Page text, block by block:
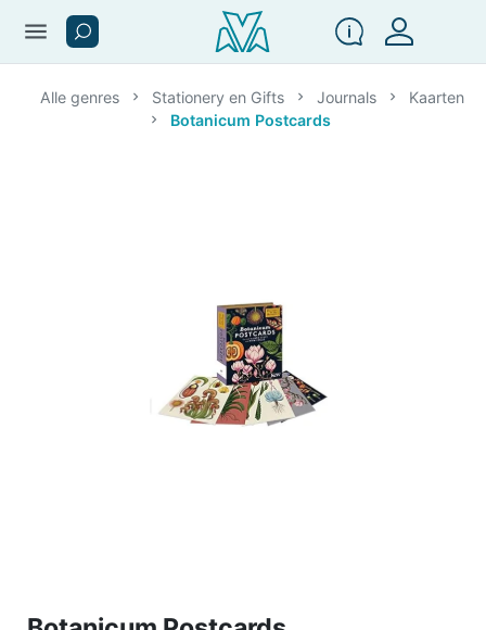
menu
Alle genres Stationery en Gifts Journals
Kaarten
Botanicum Postcards